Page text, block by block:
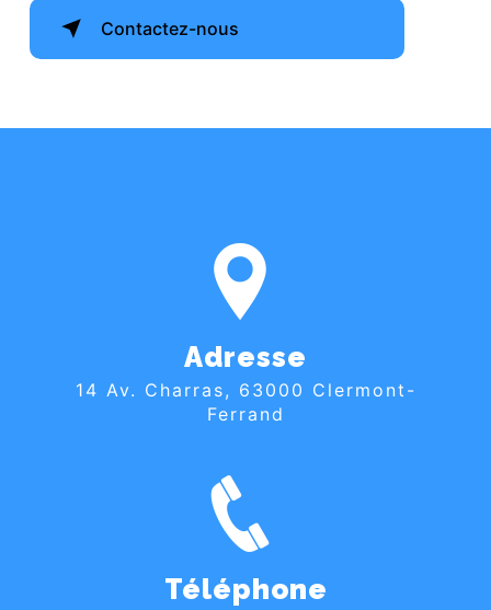
Contactez-nous
Adresse
14 Av. Charras, 63000 Clermont-
Ferrand
Téléphone